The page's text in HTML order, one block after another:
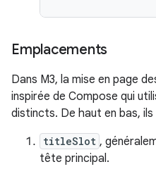
Emplacements
Dans M3, la mise en page
inspirée de Compose qui
distincts. De haut en bas,
titleSlot ,
tête principal.